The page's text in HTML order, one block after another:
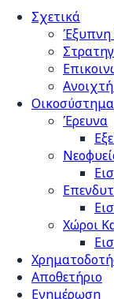
Σχετικά
Έξυπνη
Οικοσύστημα
Έρευνα
Χώροι
Αποθετήριο
Ενημέρωση